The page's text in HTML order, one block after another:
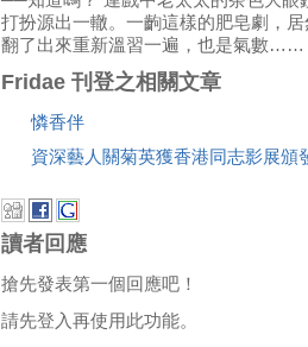
打扮源出一轍。一齣這樣的肥皂劇，
翻了出來重新溫習一遍，也是氣數……
Fridae 刊登之相關文章
憐香伴
資深藝人關菊英獲香港同志影展頒
讀者回應
搶先發表第一個回應吧！
請先登入再使用此功能。